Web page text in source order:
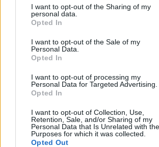
not limited to your visit or usage behaviour.
grant or deny consent to Google and its
use your data for below specified purposes
consent section.
I want to opt-out of the Sharing of my
personal data.
Opted In
I want to opt-out of the Sale of my
Personal Data.
Opted In
I want to opt-out of processing my
Personal Data for Targeted Advertising.
Opted In
I want to opt-out of Collection, Use,
Retention, Sale, and/or Sharing of my
Personal Data that Is Unrelated with the
Purposes for which it was collected.
Opted Out
kétmilliós tandíjú
járnak
Mr Flynn Rider•2018. szeptember 04.
Minimum ciki-kategória: a
intézménybe járatja a gyerekeit,
a tandíj. Ezzel rendesen odatett az